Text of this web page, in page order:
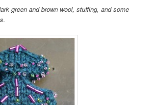
green and brown wool, stuffing, and some